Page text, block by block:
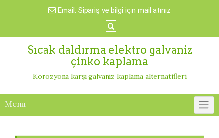
Email: Sipariş ve bilgi için mail atınız
Sıcak daldırma elektro galvaniz
çinko kaplama
Korozyona karşı galvaniz kaplama alternatifleri
Menu